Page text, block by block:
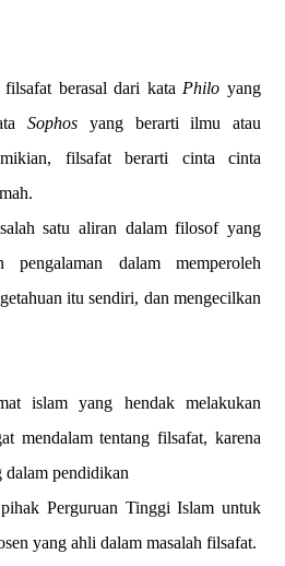
berasal dari kata Philo yang
Sophos yang berarti ilmu atau
filsafat berarti cinta cinta
.
satu aliran dalam filosof yang
pengalaman dalam memperoleh
itu sendiri, dan mengecilkan
islam yang hendak melakukan
mendalam tentang filsafat, karena
pendidikan
Perguruan Tinggi Islam untuk
yang ahli dalam masalah filsafat.